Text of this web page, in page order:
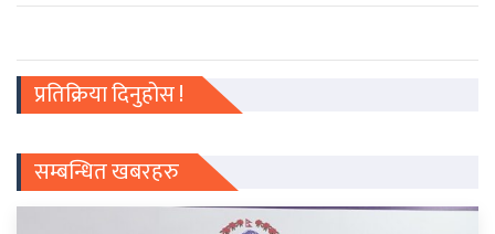
प्रतिक्रिया दिनुहोस !
सम्बन्धित खबरहरु